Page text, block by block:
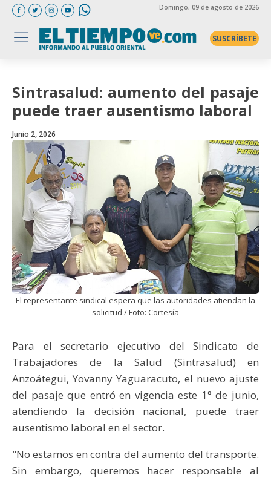
Domingo, 09 de agosto de 2026
SUSCRÍBETE
Sintrasalud: aumento del pasaje
puede traer ausentismo laboral
Junio 2, 2026
El representante sindical espera que las autoridades atiendan la
solicitud / Foto: Cortesía
Para el secretario ejecutivo del Sindicato de
Trabajadores de la Salud (Sintrasalud) en
Anzoátegui, Yovanny Yaguaracuto, el nuevo ajuste
del pasaje que entró en vigencia este 1° de junio,
atendiendo la decisión nacional, puede traer
ausentismo laboral en el sector.
"No estamos en contra del aumento del transporte.
Sin embargo, queremos hacer responsable al